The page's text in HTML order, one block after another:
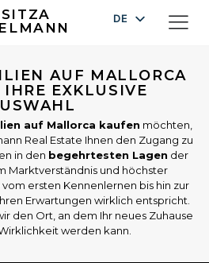
DE
ES
AUF MALLORCA
IHRE EXKLUSIVE
auf Mallorca kaufen möchten,
Real Estate Ihnen den Zugang zu
in den begehrtesten Lagen der
Marktverständnis und höchster
ersten Kennenlernen bis hin zur
Erwartungen wirklich entspricht.
den Ort, an dem Ihr neues Zuhause
werden kann.